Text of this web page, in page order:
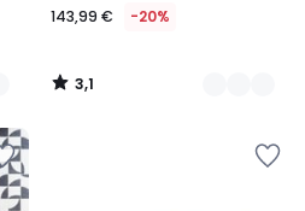
143,99 € -20%
3,1
/